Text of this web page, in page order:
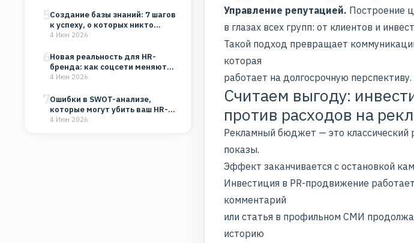
5Создание базы знаний: 7 шагов
к успеху, о которых никто…
4 Июн 2026
6Новая реальность для HR-
бренда: как соцсети меняют
восприятие компании
4 Июн 2026
7Ошибки в SWOT-анализе,
которые могут убить ваш HR-
бренд и бизнес
4 Июн 2026
Управление репутацией. Построение
в глазах всех групп: от клиентов и
Такой подход превращает
которая
работает на долгосрочную перспективу.
Считаем выгоду:
против расходов на
Рекламный бюджет — это классический
показы.
Эффект заканчивается с остановкой
Инвестиция в PR-продвижение
комментарий
или статья в профильном СМИ
историю